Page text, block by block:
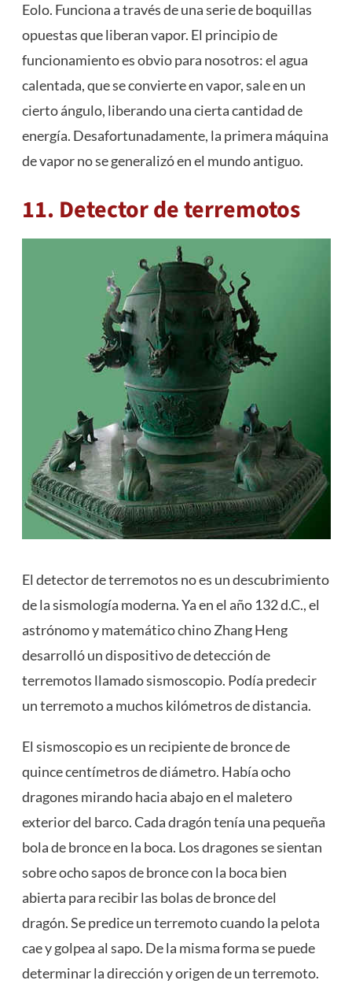
Eolo. Funciona a través de una serie de boquillas
opuestas que liberan vapor. El principio de
funcionamiento es obvio para nosotros: el agua
calentada, que se convierte en vapor, sale en un
cierto ángulo, liberando una cierta cantidad de
energía. Desafortunadamente, la primera máquina
de vapor no se generalizó en el mundo antiguo.
11. Detector de terremotos
El detector de terremotos no es un descubrimiento
de la sismología moderna. Ya en el año 132 d.C., el
astrónomo y matemático chino Zhang Heng
desarrolló un dispositivo de detección de
terremotos llamado sismoscopio. Podía predecir
un terremoto a muchos kilómetros de distancia.
El sismoscopio es un recipiente de bronce de
quince centímetros de diámetro. Había ocho
dragones mirando hacia abajo en el maletero
exterior del barco. Cada dragón tenía una pequeña
bola de bronce en la boca. Los dragones se sientan
sobre ocho sapos de bronce con la boca bien
abierta para recibir las bolas de bronce del
dragón. Se predice un terremoto cuando la pelota
cae y golpea al sapo. De la misma forma se puede
determinar la dirección y origen de un terremoto.